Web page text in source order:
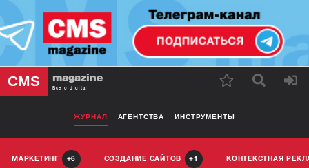
CMS magazine
Все о digital
ЖУРНАЛ АГЕНТСТВА ИНСТРУМЕНТЫ
МАРКЕТИНГ 6 СОЗДАНИЕ САЙТОВ 1 КОНТЕКСТНАЯ